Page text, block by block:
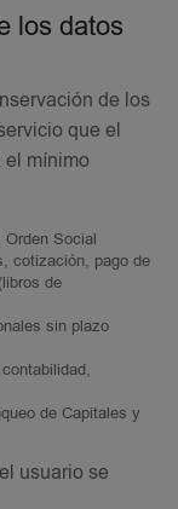
los datos
de los
que el
el mínimo
Social
cotización, pago de
de
sin plazo
de Capitales y
usuario se